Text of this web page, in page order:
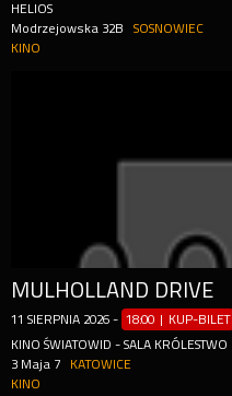
HELIOS
Modrzejowska 32B
SOSNOWIEC
KINO
MULHOLLAND DRIVE
11 SIERPNIA 2026 - 18:00 | KUP-BILET
KINO ŚWIATOWID - SALA KRÓLESTWO
3 Maja 7
KATOWICE
KINO